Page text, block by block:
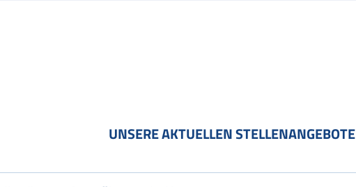
UNSERE AKTUELLEN STELLENANGEBOTE